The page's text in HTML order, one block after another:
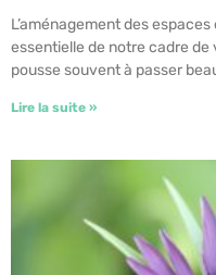
L’aménagement des
essentielle de notre cadre de
pousse souvent à passer
Lire la suite »